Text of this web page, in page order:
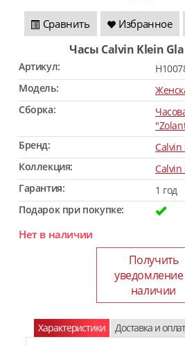
Сравнить Избранное
Часы Calvin Klein
Артикул:
Модель:
Сборка:
Бренд:
Calvin
Коллекция:
Calvin
Гарантия:
1 год
Подарок при покупке:
Нет в наличии
Получить
наличии
Характеристики Доставка и